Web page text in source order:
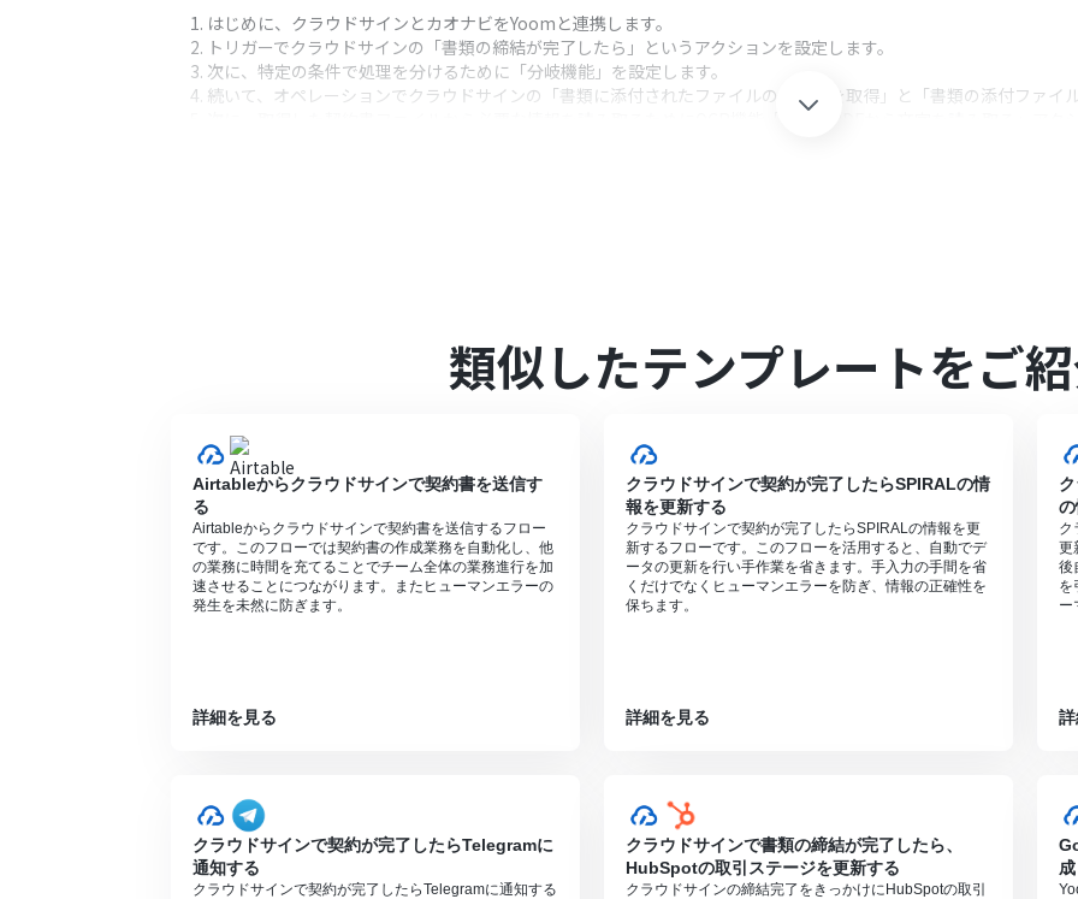
はじめに、クラウドサインとカオナビをYoomと連携します。
トリガーでクラウドサインの「書類の締結が完了したら」というアクションを設定します。
次に、特定の条件で処理を分けるために「分岐機能」を設定します。
続いて、オペレーションでクラウドサインの「書類に添付されたファイルのリストを取得」と「書類の添付ファイ
クラウドサインとカオナビをYoomと連携してください。
カオナビのマイアプリ連携方法は こちら をご参照ください。
プランによって最短の起動間隔が異なりますので、ご注意ください。
分岐はミニプラン、OCRまたは音声を文字起こしするAIオペレーションはチームプラン・サクセスプランでのみご
ンの場合は設定しているフローボットのオペレーションはエラーとなりますので、ご注意ください。
ミニプランやチームプランなどの有料プランは、2週間の無料トライアルを行うことが可能です。無料トライアル
を使用することができます。
OCRデータは6,500文字以上のデータや文字が小さい場合などは読み取れない場合があるので、ご注意ください。
類似したテンプレートをご
Airtableからクラウドサインで契約書を送信す
る
Airtableからクラウドサインで契約書を送信するフロー
です。このフローでは契約書の作成業務を自動化し、他
の業務に時間を充てることでチーム全体の業務進行を加
速させることにつながります。またヒューマンエラーの
発生を未然に防ぎます。‍
詳細を見る
クラウドサインで契約が完了したらSPIRALの情
報を更新する
クラウドサインで契約が完了したらSPIRALの情報を更
新するフローです。このフローを活用すると、自動でデ
ータの更新を行い手作業を省きます。手入力の手間を省
くだけでなくヒューマンエラーを防ぎ、情報の正確性を
保ちます。
詳細を見る
ク
更
後
を
ー
クラウドサインで契約が完了したらTelegramに
通知する
クラウドサインで契約が完了したらTelegramに通知する
クラウドサインで書類の締結が完了したら、
HubSpotの取引ステージを更新する
クラウドサインの締結完了をきっかけにHubSpotの取引